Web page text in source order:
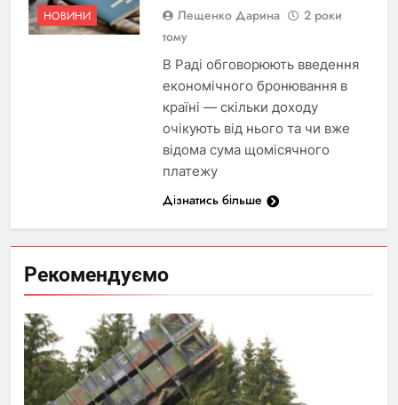
НОВИНИ Лещенко Дарина
2 роки
тому
В Раді обговорюють введення
економічного бронювання в
країні — скільки доходу
очікують від нього та чи вже
відома сума щомісячного
платежу
Дізнатись більше
Рекомендуємо